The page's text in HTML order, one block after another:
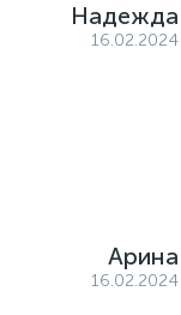
Надежда
16.02.2024
Арина
16.02.2024